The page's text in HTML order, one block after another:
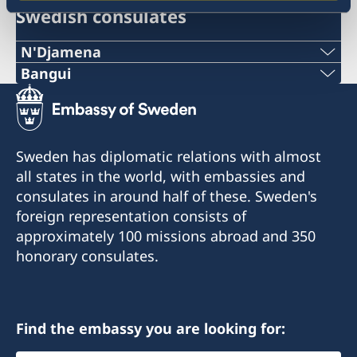
Swedish consulates
N'Djamena
Telephone 1:
+235 63 74 88 49
+235 66 30 67 41
E-mail:
sddurand@hotmail.fr
Postal address: Consulat de Suède, B.P. 1935,
Bangui
Telephone:
+236-75510494
E-mail:
c.mararv@gmail.com
Honorary Consul:
Charlotte Mararv
Sweden has diplomatic relations with almost
all states in the world, with embassies and
consulates in around half of these. Sweden's
foreign representation consists of
approximately 100 missions abroad and 350
honorary consulates.
Find the embassy you are looking for: